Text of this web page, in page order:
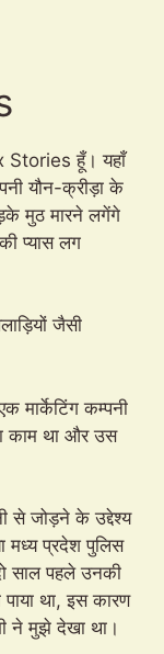
Stories हूँ। यहाँ
यौन-क्रीड़ा के
मुठ मारने लगेंगे
प्यास लग
जैसी
मार्केटिंग कम्पनी
काम था और उस
से जोड़ने के उद्देश्य
मध्य प्रदेश पुलिस
साल पहले उनकी
था, इस कारण
ने मुझे देखा था।